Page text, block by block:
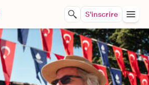
S'inscrire